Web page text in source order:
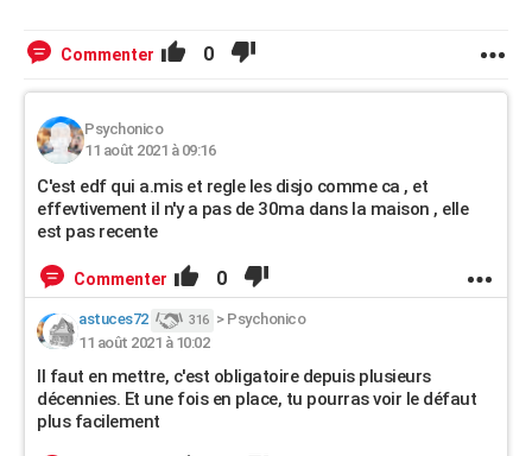
Commenter 0
Psychonico
11 août 2021 à 09:16
C'est edf qui a.mis et regle les disjo comme ca , et
effevtivement il n'y a pas de 30ma dans la maison , elle
est pas recente
Commenter 0
astuces72 316 > Psychonico
11 août 2021 à 10:02
Il faut en mettre, c'est obligatoire depuis plusieurs
décennies. Et une fois en place, tu pourras voir le défaut
plus facilement